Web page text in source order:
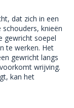
dat zich in een
knieën
gewricht soepel
te werken. Het
gewricht langs
wrijving.
kan het